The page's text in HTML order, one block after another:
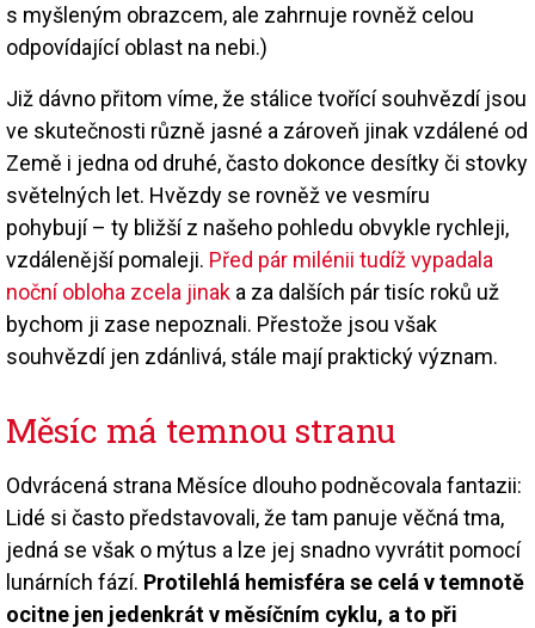
s myšleným obrazcem, ale zahrnuje rovněž celou
odpovídající oblast na nebi.)
Již dávno přitom víme, že stálice tvořící souhvězdí jsou
ve skutečnosti různě jasné a zároveň jinak vzdálené od
Země i jedna od druhé, často dokonce desítky či stovky
světelných let. Hvězdy se rovněž ve vesmíru
pohybují – ty bližší z našeho pohledu obvykle rychleji,
vzdálenější pomaleji. Před pár milénii tudíž vypadala
noční obloha zcela jinak a za dalších pár tisíc roků už
bychom ji zase nepoznali. Přestože jsou však
souhvězdí jen zdánlivá, stále mají praktický význam.
Měsíc má temnou stranu
Odvrácená strana Měsíce dlouho podněcovala fantazii:
Lidé si často představovali, že tam panuje věčná tma,
jedná se však o mýtus a lze jej snadno vyvrátit pomocí
lunárních fází. Protilehlá hemisféra se celá v temnotě
ocitne jen jedenkrát v měsíčním cyklu, a to při